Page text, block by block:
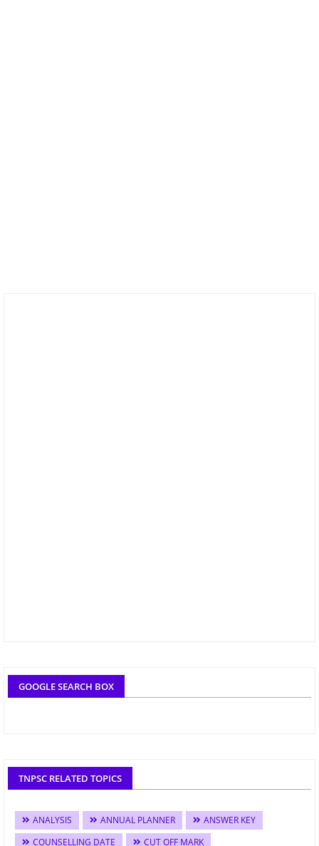
GOOGLE SEARCH BOX
TNPSC RELATED TOPICS
ANALYSIS ANNUAL PLANNER
ANSWER KEY
COUNSELLING DATE
CUT OFF MARK